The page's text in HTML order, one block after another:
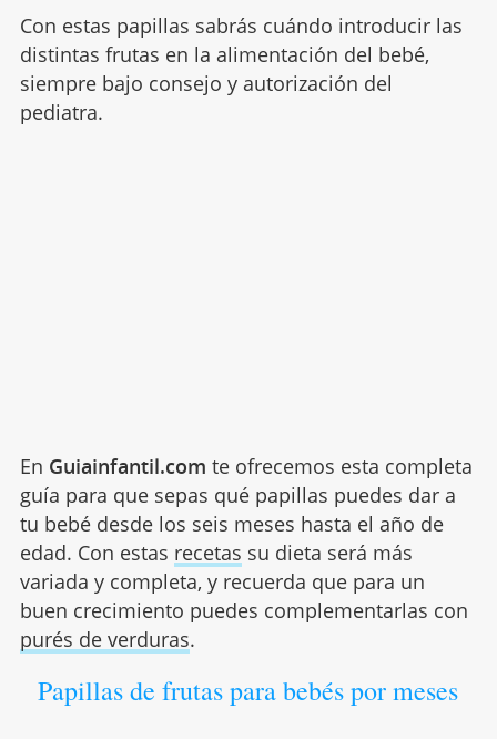
Con estas papillas sabrás cuándo introducir las
distintas frutas en la alimentación del bebé,
siempre bajo consejo y autorización del
pediatra.
En Guiainfantil.com te ofrecemos esta completa
guía para que sepas qué papillas puedes dar a
tu bebé desde los seis meses hasta el año de
edad. Con estas recetas su dieta será más
variada y completa, y recuerda que para un
buen crecimiento puedes complementarlas con
purés de verduras.
Papillas de frutas para bebés por meses